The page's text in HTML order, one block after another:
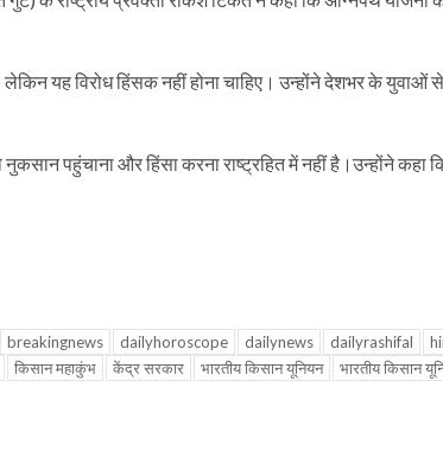
यह विरोध हिंसक नहीं होना चाहिए। उन्होंने देशभर के युवाओं
पहुंचाना और हिंसा करना राष्ट्रहित में नहीं है।उन्होंने कहा
breakingnews dailyhoroscope dailynews dailyrashifal
किसान महाकुंभ केंद्र सरकार भारतीय किसान यूनियन भारतीय किसान